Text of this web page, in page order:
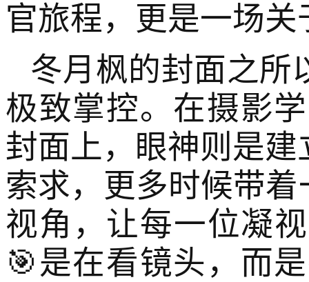
官旅程，更是一场
冬月枫的封面之所
极致掌控。在摄影
封面上，眼神则是
索求，更多时候带着
视角，让每一位凝
🎯是在看镜头，而